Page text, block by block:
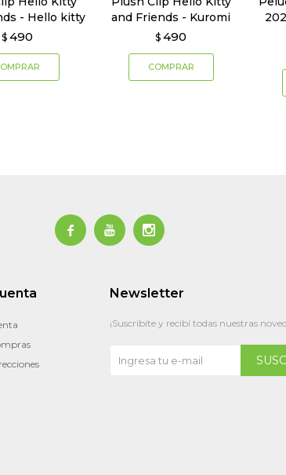
- Hello kitty
$ 490
and Friends - Kuromi
$ 490
  
Newsletter
¡Suscribite y recibí todas nuestras